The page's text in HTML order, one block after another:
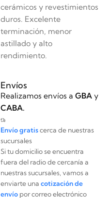
cerámicos y revestimientos
duros. Excelente
terminación, menor
astillado y alto
rendimiento.
Envíos
Realizamos envíos a GBAy
CABA.
Envío gratiscerca de nuestras
sucursales
Si tu domicilio se encuentra
fuera del radio de cercanía a
nuestras sucursales, vamos a
enviarte una cotización de
envíopor correo electrónico